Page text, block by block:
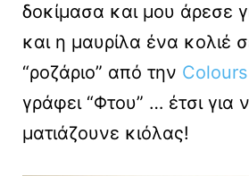
δοκίμασα και μου άρεσε
και η μαυρίλα ένα κολιέ
“ροζάριο” από την
γράφει “Φτου” … έτσι για
ματιάζουνε κιόλας!